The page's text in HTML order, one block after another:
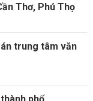
Thơ, Phú Thọ
trung tâm văn